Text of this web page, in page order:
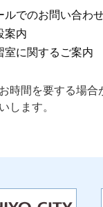
ルでのお問い合わ
案内
室に関するご案内
時間を要する場合
します。